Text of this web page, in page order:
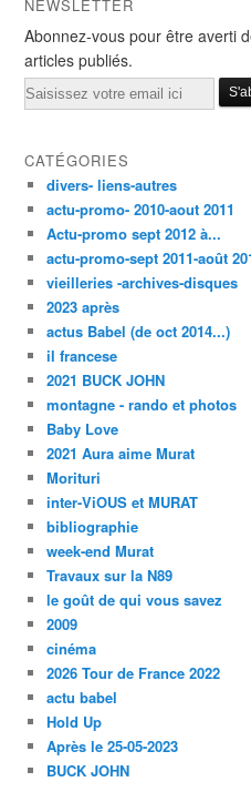
NEWSLETTER
Abonnez-vous pour être averti
articles publiés.
Email
CATÉGORIES
divers- liens-autres
actu-promo- 2010-aout 2011
Actu-promo sept 2012 à...
actu-promo-sept 2011-août
vieilleries -archives-disques
2023 après
actus Babel (de oct 2014...)
il francese
2021 BUCK JOHN
montagne - rando et photos
Baby Love
2021 Aura aime Murat
Morituri
inter-ViOUS et MURAT
bibliographie
week-end Murat
Travaux sur la N89
le goût de qui vous savez
2009
cinéma
2026 Tour de France 2022
actu babel
Hold Up
Après le 25-05-2023
BUCK JOHN